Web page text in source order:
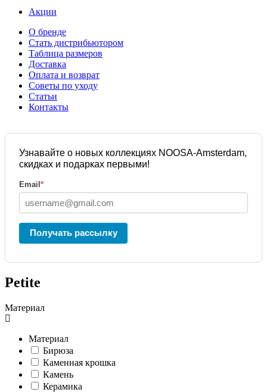
Акции
О бренде
Стать дистрибьютором
Таблица размеров
Доставка
Оплата и возврат
Советы по уходу
Статьи
Контакты
Узнавайте о новых коллекциях NOOSA-Amsterdam,
скидках и подарках первыми!
Email *
Получать рассылку
Petite
Материал
Материал
Бирюза
Каменная крошка
Камень
Керамика